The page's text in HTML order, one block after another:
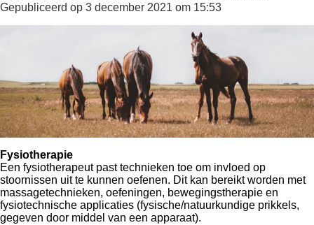
Gepubliceerd op 3 december 2021 om 15:53
Fysiotherapie
Een fysiotherapeut past technieken toe om invloed op
stoornissen uit te kunnen oefenen. Dit kan bereikt worden met
massagetechnieken, oefeningen, bewegingstherapie en
fysiotechnische applicaties (fysische/natuurkundige prikkels,
gegeven door middel van een apparaat).